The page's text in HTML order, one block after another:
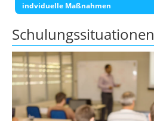
indviduelle Maßnahmen
Schulungssituationen